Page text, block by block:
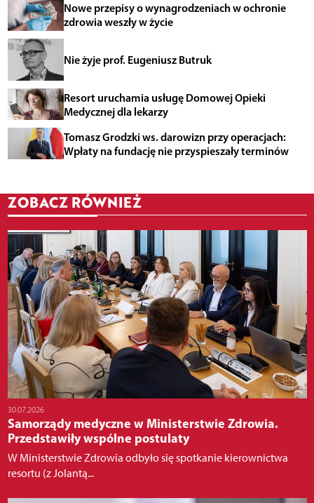
Nowe przepisy o wynagrodzeniach w ochronie
zdrowia weszły w życie
Nie żyje prof. Eugeniusz Butruk
Resort uruchamia usługę Domowej Opieki
Medycznej dla lekarzy
Tomasz Grodzki ws. darowizn przy operacjach:
Wpłaty na fundację nie przyspieszały terminów
ZOBACZ RÓWNIEŻ
30.07.2026
Samorządy medyczne w Ministerstwie Zdrowia.
Przedstawiły wspólne postulaty
W Ministerstwie Zdrowia odbyło się spotkanie kierownictwa
resortu (z Jolantą...